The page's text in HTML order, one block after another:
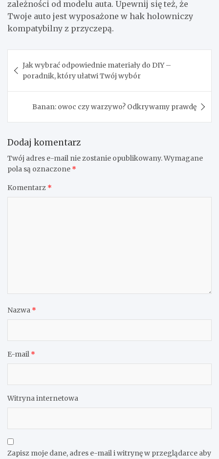
zależności od modelu auta. Upewnij się też, że
Twoje auto jest wyposażone w hak holowniczy
kompatybilny z przyczepą.
wpisu
Jak wybrać odpowiednie materiały do DIY –
poradnik, który ułatwi Twój wybór
Banan: owoc czy warzywo? Odkrywamy prawdę
Dodaj komentarz
Twój adres e-mail nie zostanie opublikowany.Wymagane
pola są oznaczone *
Komentarz *
Nazwa *
E-mail *
Witryna internetowa
Zapisz moje dane, adres e-mail i witrynę w przeglądarce aby